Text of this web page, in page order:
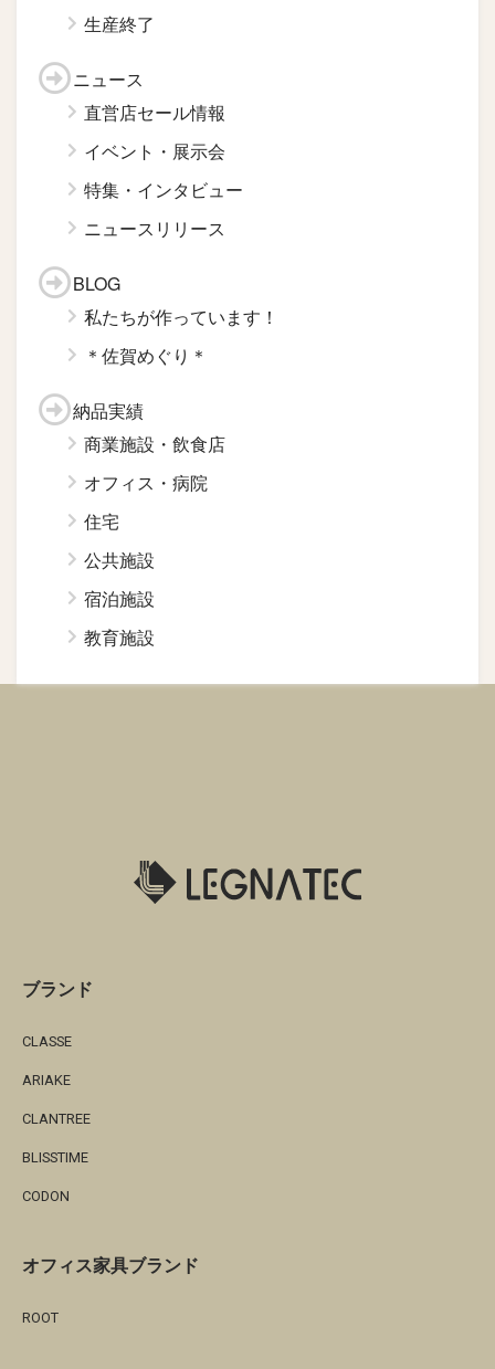
生産終了
ニュース
直営店セール情報
イベント・展示会
特集・インタビュー
ニュースリリース
BLOG
私たちが作っています！
＊佐賀めぐり＊
納品実績
商業施設・飲食店
オフィス・病院
住宅
公共施設
宿泊施設
教育施設
ブランド
CLASSE
ARIAKE
CLANTREE
BLISSTIME
CODON
オフィス家具ブランド
ROOT